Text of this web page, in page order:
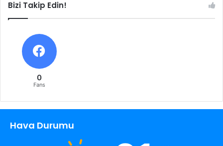
Bizi Takip Edin!
0
Fans
Hava Durumu